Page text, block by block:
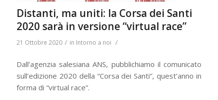
Distanti, ma uniti: la Corsa dei Santi
2020 sarà in versione “virtual race”
21 Ottobre 2020 / in Intorno a noi /
Dall’agenzia salesiana ANS, pubblichiamo il comunicato
sull’edizione 2020 della “Corsa dei Santi”, quest’anno in
forma di “virtual race”.